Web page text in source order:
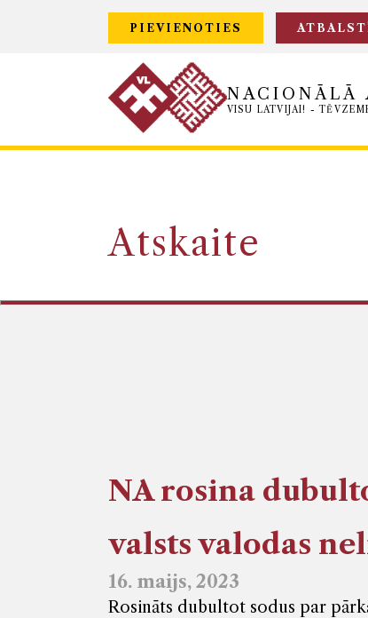
PIEVIENOTIES
NACIONĀLĀ
VISU LATVIJAI! -
Atskaite
NA rosina
valsts valodas
16. maijs, 2023
Rosināts dubultot sodus par